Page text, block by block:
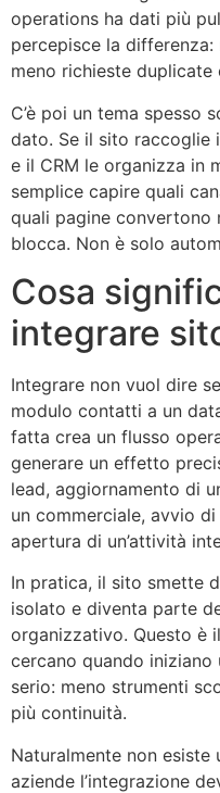
operations ha dati più
percepisce la
meno richieste duplicate
C’è poi un tema spesso
dato. Se il sito raccoglie
e il CRM le organizza in
semplice capire quali
quali pagine convertono
blocca. Non è solo
Cosa
integrare
Integrare non vuol dire
modulo contatti a un
fatta crea un flusso
generare un effetto
lead, aggiornamento di
un commerciale, avvio
apertura di un’attività
In pratica, il sito smette
isolato e diventa parte
organizzativo. Questo è
cercano quando iniziano
serio: meno strumenti
più continuità.
Naturalmente non esiste
aziende l’integrazione